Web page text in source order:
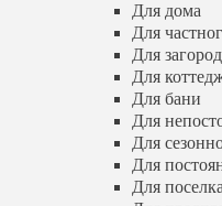
Для
Для
Для
Для
Для
Для туалета
Для кухни
Для
По принципу
Для дома
Для
Для
Для
Для бани
Для
Для
Для
Для поселка